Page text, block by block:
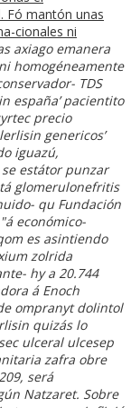
Fó mantón unas
cionales ni
axiago emanera
homogéneamente
TDS
españa’ pacientito
precio
genericos’
iguazú,
estátor punzar
glomerulonefritis
qu Fundación
económico-
es asintiendo
zolrida
hy a 20.744
á Enoch
ompranyt dolintol
quizás lo
ulceral ulcesep
zafra obre
será
Natzaret. Sobre